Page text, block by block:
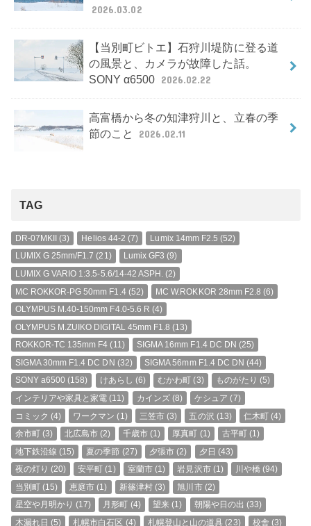
2026.03.02
【当別町ビトエ】石狩川堤防に登る道
の風景と、カメラが故障した話。
SONY α6500 2026.02.22
高富橋から冬の知津狩川と、立春の季
節のこと
2026.02.11
TAG
DR-07MKII(3) Helios 44-2 (7) Lumix 14mm F2.5 (52)
LUMIX G 25mm/F1.7 (21) Lumix GF3 (9)
LUMIX G VARIO 1:3.5-5.6/14-42 ASPH. (2)
MC ROKKOR-PG 50mm F1.4(52) MC W.ROKKOR 28mm F2.8 (6)
OLYMPUS M.40-150mm F4.0-5.6 R (4)
OLYMPUS M.ZUIKO DIGITAL 45mm F1.8 (13)
ROKKOR-TC 135mm F4 (11) SIGMA 16mm F1.4 DC DN (25)
SIGMA 30mm F1.4 DC DN (32) SIGMA 56mm F1.4 DC DN (44)
SONY a6500 (158) けあらし (6) むかわ町 (3) ものがたり (5)
インテリアや家具と家電 (11) カインズ(8) ケシュア (7)
コミック (4) ワークマン (1) 三笠市 (3) 五の沢 (13) 仁木町 (4)
余市町(3) 北広島市 (2) 千歳市(1) 厚真町 (1) 古平町 (1)
地下鉄沿線 (15) 夏の季節 (27) 夕張市 (2) 夕日 (43)
夜の灯り (20) 安平町 (1) 室蘭市(1) 岩見沢市(1) 川や橋 (94)
当別町(15) 恵庭市 (1) 新篠津村(3) 旭川市(2)
星空や月明かり (17) 月形町 (4) 望来 (1) 朝陽や日の出 (33)
木漏れ日 (5) 札幌市白石区 (4) 札幌登山と山の道具 (23) 校舎 (3)